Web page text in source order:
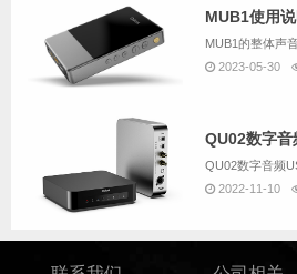
2023-05-30
2022-11-10